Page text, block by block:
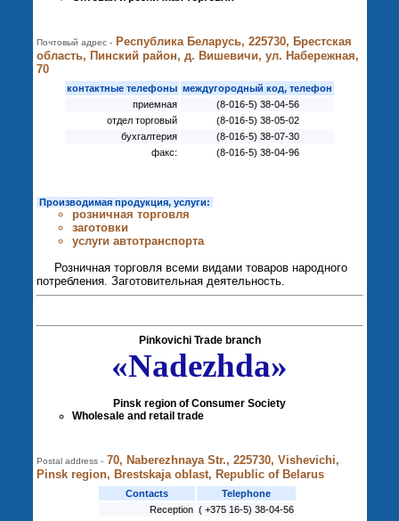
Почтовый адрес - Республика Беларусь, 225730, Брестская
область, Пинский район, д. Вишевичи, ул. Набережная,
70
контактные телефоны междугородный код, телефон
приемная
(8-016-5) 38-04-56
отдел торговый
(8-016-5) 38-05-02
бухгалтерия
(8-016-5) 38-07-30
факс:
(8-016-5) 38-04-96
Производимая продукция, услуги:
розничная торговля
заготовки
услуги автотранспорта
Розничная торговля всеми видами товаров народного
потребления. Заготовительная деятельность.
Pinkovichi Trade branch
«Nadezhda»
Pinsk region of Consumer Society
Wholesale and retail trade
Postal address - 70, Naberezhnaya Str., 225730, Vishevichi,
Pinsk region, Brestskaja oblast, Republic of Belarus
Contacts
Telephone
Reception ( +375 16-5) 38-04-56